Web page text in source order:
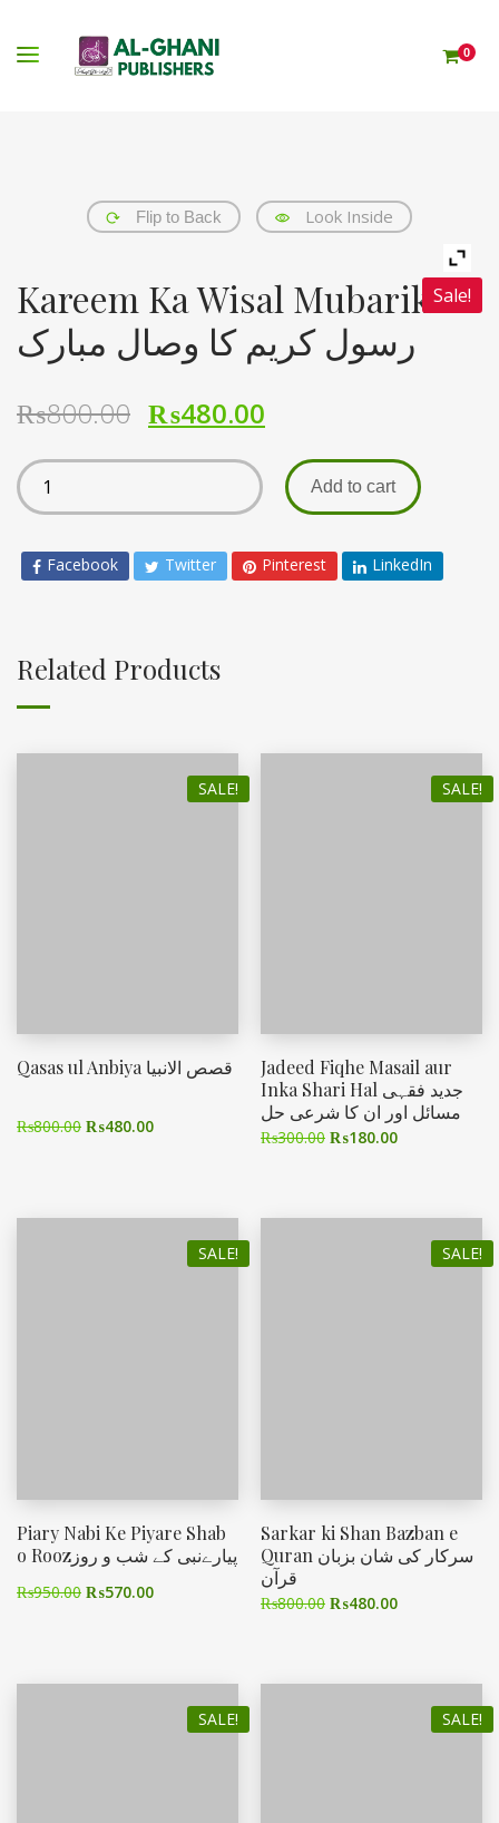
0
Flip to Back Look Inside
Sale!
Kareem Ka Wisal Mubarik
رسول کریم کا وصال مبارک
₨800.00 ₨480.00
Add to cart
Facebook Twitter Pinterest LinkedIn
Related Products
SALE!
Qasas ul Anbiya قصص الانبیا
₨800.00 ₨480.00
SALE!
Jadeed Fiqhe Masail aur
Inka Shari Hal جدید فقہی
مسائل اور ان کا شرعی حل
₨300.00 ₨180.00
SALE!
Piary Nabi Ke Piyare Shab
o Roozپیارےنبی کے شب و روز
₨950.00 ₨570.00
SALE!
Sarkar ki Shan Bazban e
Quran سرکار کی شان بزبان
قرآن
₨800.00 ₨480.00
SALE! SALE!